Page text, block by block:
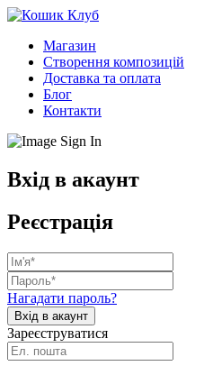
Магазин
Створення композицій
Доставка та оплата
Блог
Контакти
Вхід в акаунт
Реєстрація
Нагадати пароль?
Зареєструватися